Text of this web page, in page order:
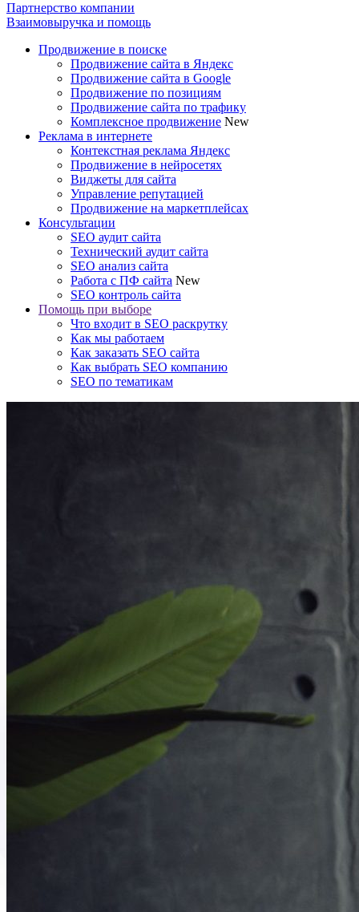
Партнерство компании
Взаимовыручка и помощь
Продвижение в поиске
Продвижение сайта в Яндекс
Продвижение сайта в Google
Продвижение по позициям
Продвижение сайта по трафику
Комплексное продвижение New
Реклама в интернете
Контекстная реклама Яндекс
Продвижение в нейросетях
Виджеты для сайта
Управление репутацией
Продвижение на маркетплейсах
Консультации
SEO аудит сайта
Технический аудит сайта
SEO анализ сайта
Работа с ПФ сайта New
SEO контроль сайта
Помощь при выборе
Что входит в SEO раскрутку
Как мы работаем
Как заказать SEO сайта
Как выбрать SEO компанию
SEO по тематикам